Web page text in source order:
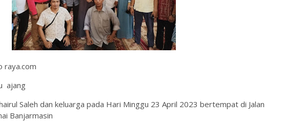
raya.com
ajang
Saleh dan keluarga pada Hari Minggu 23 April 2023 bertempat di Jalan
Banjarmasin